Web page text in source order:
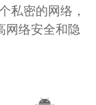
私密的网络，
网络安全和隐